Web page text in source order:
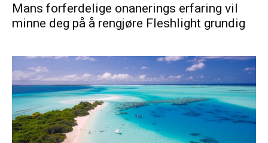
Mans forferdelige onanerings erfaring vil
minne deg på å rengjøre Fleshlight grundig